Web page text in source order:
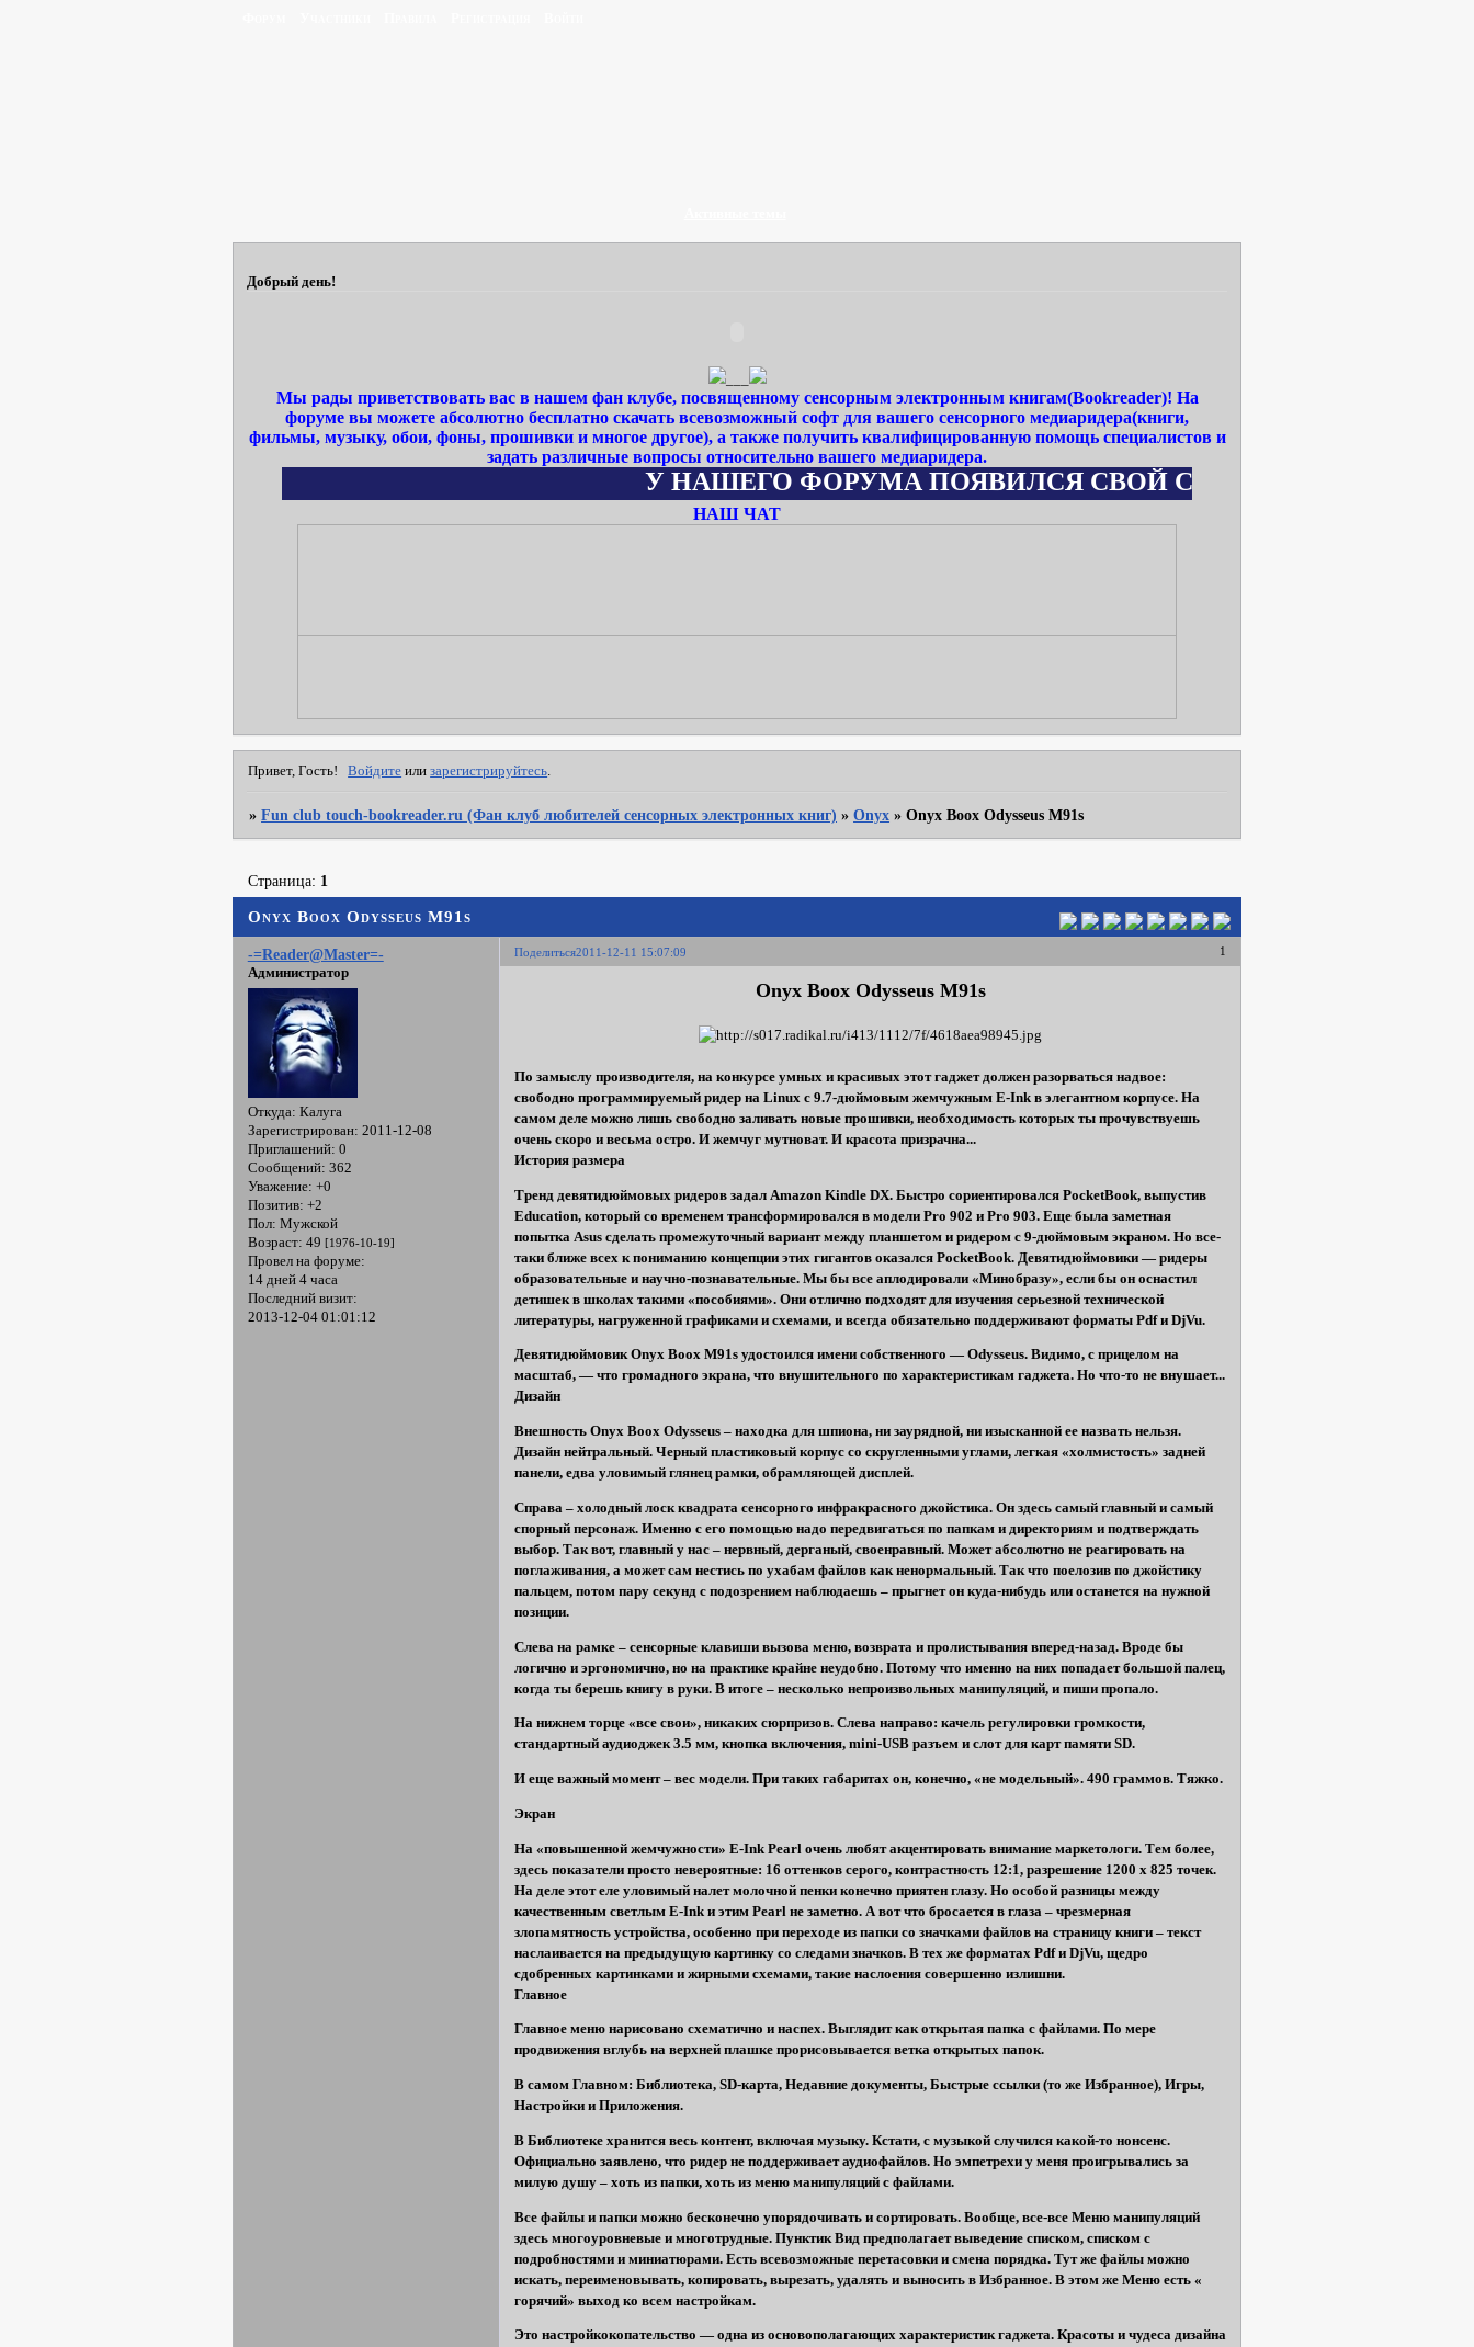
Добрый день!
___
Мы рады приветствовать вас в нашем фан клубе, посвященному сенсорным электронным книгам(Bookreader)! На
форуме вы можете абсолютно бесплатно скачать всевозможный софт для вашего сенсорного медиаридера(книги,
фильмы, музыку, обои, фоны, прошивки и многое другое), а также получить квалифицированную помощь специалистов и
задать различные вопросы относительно вашего медиаридера.
У НАШЕГО ФОРУМА ПОЯВИЛСЯ СВОЙ САЙТ WWW.MEDIA-
НАШ ЧАТ
Привет, Гость! Войдите илизарегистрируйтесь
»Fun club touch-bookreader.ru (Фан клуб любителей сенсорных электронных книг) »Onyx »Onyx Boox Odysseus M91s
Onyx Boox Odysseus M91s
Страница: 1
Поделиться 1
2011-12-11 15:07:09
-=Reader@Master=-
Администратор
Откуда: Калуга
Зарегистрирован: 2011-12-08
Приглашений: 0
Сообщений: 362
Уважение: +0
Позитив: +2
Пол: Мужской
Возраст: 49 [1976-10-19]
Провел на форуме:
14 дней 4 часа
Последний визит:
2013-12-04 01:01:12
Onyx Boox Odysseus M91s
По замыслу производителя, на конкурсе умных и красивых этот гаджет должен разорваться надвое:
свободно программируемый ридер на Linux с 9.7-дюймовым жемчужным E-Ink в элегантном корпусе. На
самом деле можно лишь свободно заливать новые прошивки, необходимость которых ты прочувствуешь
очень скоро и весьма остро. И жемчуг мутноват. И красота призрачна...
История размера
Тренд девятидюймовых ридеров задал Amazon Kindle DX. Быстро сориентировался PocketBook, выпустив
Education, который со временем трансформировался в модели Pro 902 и Pro 903. Еще была заметная
попытка Asus сделать промежуточный вариант между планшетом и ридером с 9-дюймовым экраном. Но все-
таки ближе всех к пониманию концепции этих гигантов оказался PocketBook. Девятидюймовики — ридеры
образовательные и научно-познавательные. Мы бы все аплодировали «Минобразу», если бы он оснастил
детишек в школах такими «пособиями». Они отлично подходят для изучения серьезной технической
литературы, нагруженной графиками и схемами, и всегда обязательно поддерживают форматы Pdf и DjVu.
Девятидюймовик Onyx Boox M91s удостоился имени собственного — Odysseus. Видимо, с прицелом на
масштаб, — что громадного экрана, что внушительного по характеристикам гаджета. Но что-то не внушает...
Дизайн
Внешность Onyx Boox Odysseus – находка для шпиона, ни заурядной, ни изысканной ее назвать нельзя.
Дизайн нейтральный. Черный пластиковый корпус со скругленными углами, легкая «холмистость» задней
панели, едва уловимый глянец рамки, обрамляющей дисплей.
Справа – холодный лоск квадрата сенсорного инфракрасного джойстика. Он здесь самый главный и самый
спорный персонаж. Именно с его помощью надо передвигаться по папкам и директориям и подтверждать
выбор. Так вот, главный у нас – нервный, дерганый, своенравный. Может абсолютно не реагировать на
поглаживания, а может сам нестись по ухабам файлов как ненормальный. Так что поелозив по джойстику
пальцем, потом пару секунд с подозрением наблюдаешь – прыгнет он куда-нибудь или останется на нужной
позиции.
Слева на рамке – сенсорные клавиши вызова меню, возврата и пролистывания вперед-назад. Вроде бы
логично и эргономично, но на практике крайне неудобно. Потому что именно на них попадает большой палец,
когда ты берешь книгу в руки. В итоге – несколько непроизвольных манипуляций, и пиши пропало.
На нижнем торце «все свои», никаких сюрпризов. Слева направо: качель регулировки громкости,
стандартный аудиоджек 3.5 мм, кнопка включения, mini-USB разъем и слот для карт памяти SD.
И еще важный момент – вес модели. При таких габаритах он, конечно, «не модельный». 490 граммов. Тяжко.
Экран
На «повышенной жемчужности» E-Ink Pearl очень любят акцентировать внимание маркетологи. Тем более,
здесь показатели просто невероятные: 16 оттенков серого, контрастность 12:1, разрешение 1200 x 825 точек.
На деле этот еле уловимый налет молочной пенки конечно приятен глазу. Но особой разницы между
качественным светлым E-Ink и этим Pearl не заметно. А вот что бросается в глаза – чрезмерная
злопамятность устройства, особенно при переходе из папки со значками файлов на страницу книги – текст
наслаивается на предыдущую картинку со следами значков. В тех же форматах Pdf и DjVu, щедро
сдобренных картинками и жирными схемами, такие наслоения совершенно излишни.
Главное
Главное меню нарисовано схематично и наспех. Выглядит как открытая папка с файлами. По мере
продвижения вглубь на верхней плашке прорисовывается ветка открытых папок.
В самом Главном: Библиотека, SD-карта, Недавние документы, Быстрые ссылки (то же Избранное), Игры,
Настройки и Приложения.
В Библиотеке хранится весь контент, включая музыку. Кстати, с музыкой случился какой-то нонсенс.
Официально заявлено, что ридер не поддерживает аудиофайлов. Но эмпетрехи у меня проигрывались за
милую душу – хоть из папки, хоть из меню манипуляций с файлами.
Все файлы и папки можно бесконечно упорядочивать и сортировать. Вообще, все-все Меню манипуляций
здесь многоуровневые и многотрудные. Пунктик Вид предполагает выведение списком, списком с
подробностями и миниатюрами. Есть всевозможные перетасовки и смена порядка. Тут же файлы можно
искать, переименовывать, копировать, вырезать, удалять и выносить в Избранное. В этом же Меню есть «
горячий» выход ко всем настройкам.
Это настройкокопательство — одна из основополагающих характеристик гаджета. Красоты и чудеса дизайна